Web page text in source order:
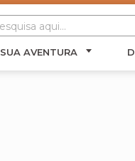
SUA AVENTURA